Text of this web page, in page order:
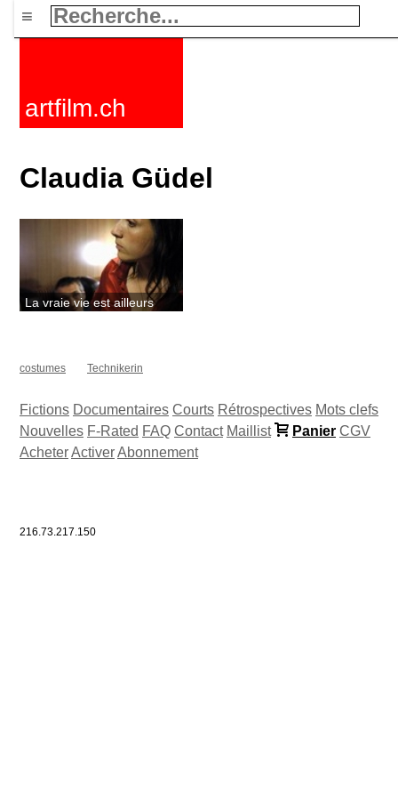
≡
artfilm.ch
Claudia Güdel
La vraie vie est ailleurs
costumes Technikerin
Fictions Documentaires Courts Rétrospectives Mots clefs
Nouvelles F-Rated FAQ Contact Maillist Panier CGV
AcheterActiverAbonnement
216.73.217.150